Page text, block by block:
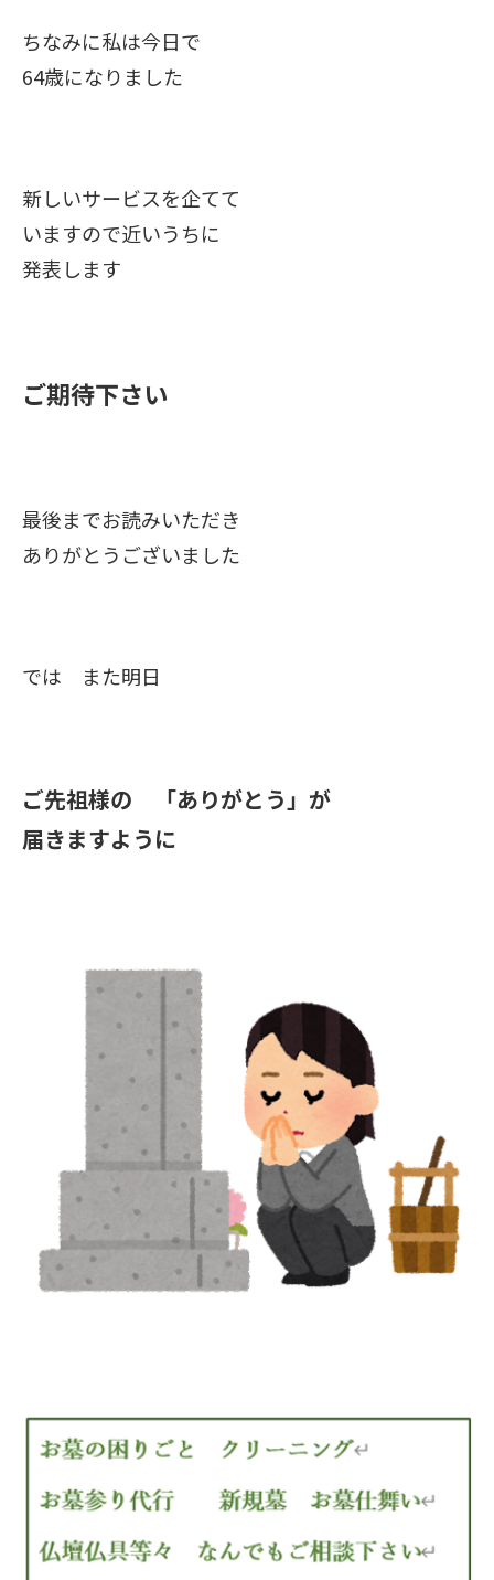
ちなみに私は今日で
64歳になりました
新しいサービスを企てて
いますので近いうちに
発表します
ご期待下さい
最後までお読みいただき
ありがとうございました
では また明日
ご先祖様の 「ありがとう」が
届きますように